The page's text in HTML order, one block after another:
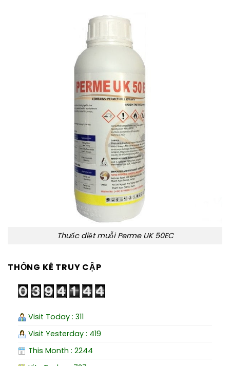
Thuốc diệt muỗi Perme UK 50EC
THỐNG KÊ TRUY CẬP
Visit Today : 311
Visit Yesterday : 419
This Month : 2244